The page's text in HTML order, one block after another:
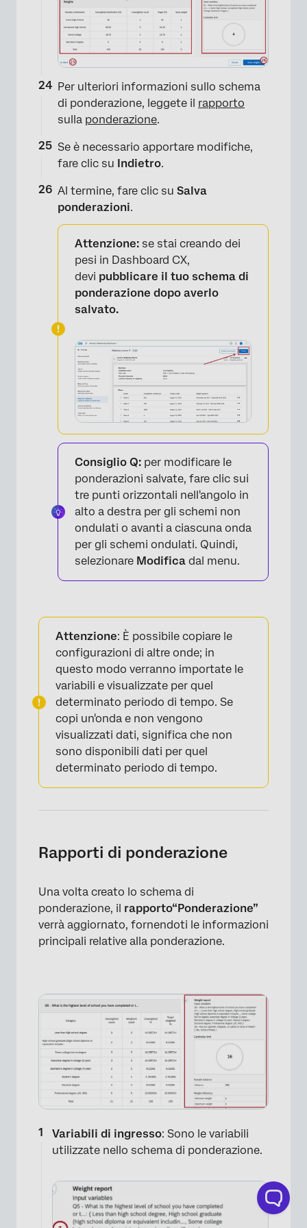
×
Per ulteriori informazioni sullo schema
di ponderazione, leggete il rapporto
sulla ponderazione.
Se è necessario apportare modifiche,
fare clic su Indietro.
Al termine, fare clic su Salva
ponderazioni.
Attenzione: se stai creando dei
pesi in Dashboard CX,
devi pubblicare il tuo schema di
ponderazione dopo averlo
salvato.
×
Consiglio Q: per modificare le
ponderazioni salvate, fare clic sui
tre punti orizzontali nell'angolo in
alto a destra per gli schemi non
ondulati o avanti a ciascuna onda
per gli schemi ondulati. Quindi,
selezionare Modifica dal menu.
Attenzione: È possibile copiare le
configurazioni di altre onde; in
questo modo verranno importate le
variabili e visualizzate per quel
determinato periodo di tempo. Se
copi un'onda e non vengono
visualizzati dati, significa che non
sono disponibili dati per quel
determinato periodo di tempo.
Rapporti di ponderazione
Una volta creato lo schema di
ponderazione, il rapporto“Ponderazione”
verrà aggiornato, fornendoti le informazioni
principali relative alla ponderazione.
Variabili di ingresso: Sono le variabili
utilizzate nello schema di ponderazione.